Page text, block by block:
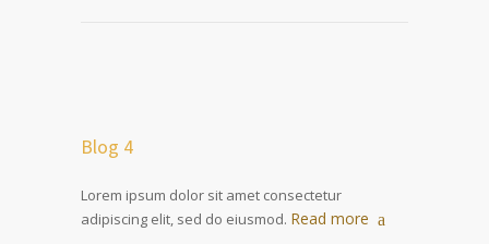
Blog 4
Lorem ipsum dolor sit amet consectetur
adipiscing elit, sed do eiusmod. Read more